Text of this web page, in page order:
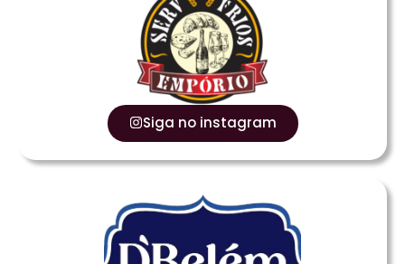
Siga no instagram